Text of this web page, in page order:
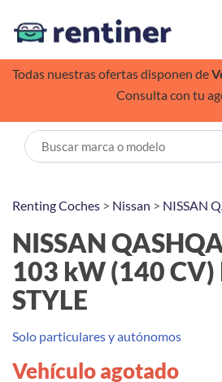
Todas nuestras ofertas disponen de
Consulta con tu
Renting Coches > Nissan > NISSAN
NISSAN
103 kW (140 CV)
STYLE
Solo particulares y autónomos
Vehículo agotado